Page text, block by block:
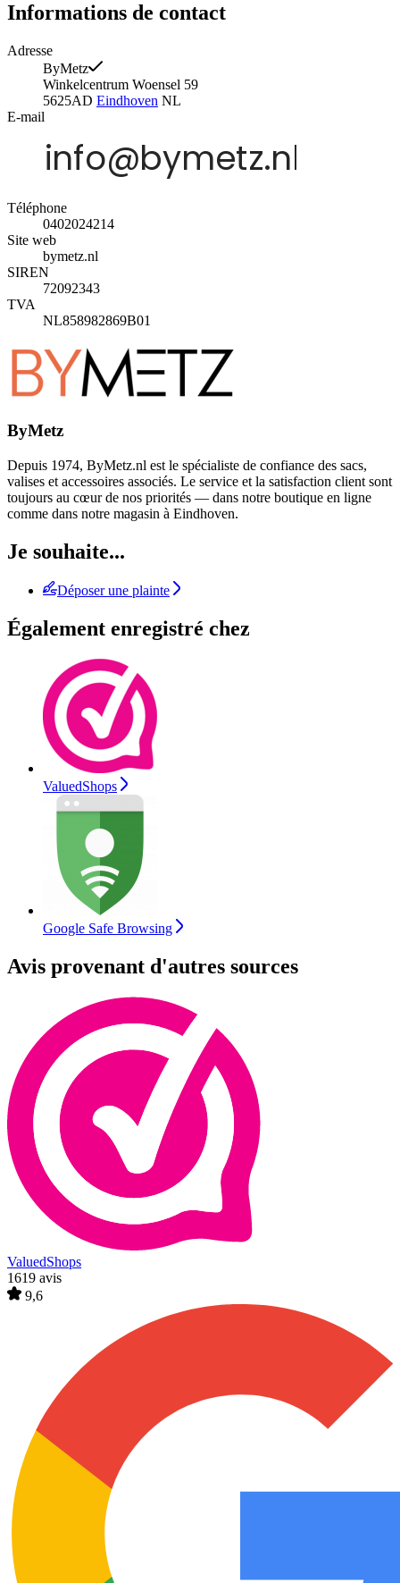
Informations de contact
Adresse
ByMetz
Winkelcentrum Woensel 59
5625AD Eindhoven NL
E-mail
Téléphone
0402024214
Site web
bymetz.nl
SIREN
72092343
TVA
NL858982869B01
ByMetz
Depuis 1974, ByMetz.nl est le spécialiste de confiance des sacs,
valises et accessoires associés. Le service et la satisfaction client sont
toujours au cœur de nos priorités — dans notre boutique en ligne
comme dans notre magasin à Eindhoven.
Je souhaite...
Déposer une plainte
Également enregistré chez
ValuedShops
Google Safe Browsing
Avis provenant d'autres sources
ValuedShops
1619 avis
9,6